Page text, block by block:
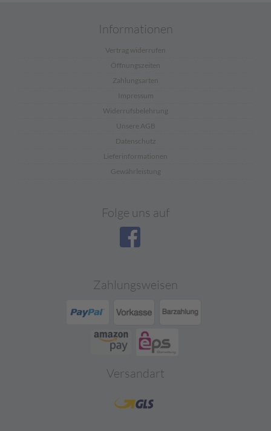
Informationen
Vertrag widerrufen
Öffnungszeiten
Zahlungsarten
Impressum
Widerrufsbelehrung
Unsere AGB
Datenschutz
Lieferinformationen
Gewährleistung
Folge uns auf
Zahlungsweisen
Versandart